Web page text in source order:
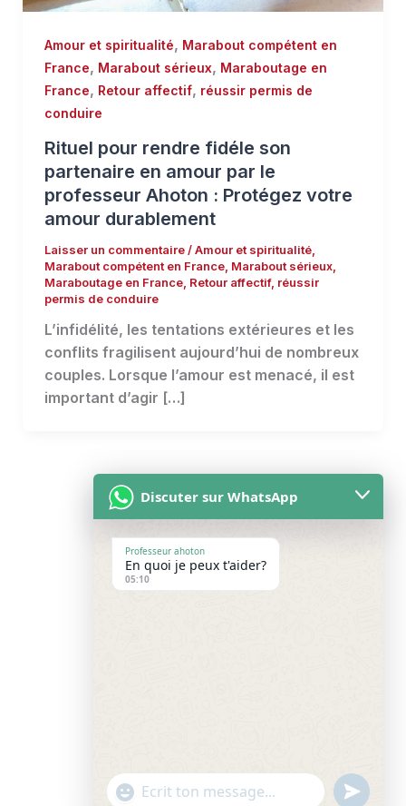
Amour et spiritualité, Marabout compétent en
France, Marabout sérieux, Maraboutage en
France, Retour affectif, réussir permis de
conduire
Rituel pour rendre fidéle son
partenaire en amour par le
professeur Ahoton : Protégez votre
amour durablement
Laisser un commentaire /Amour et spiritualité,
Marabout compétent en France, Marabout sérieux,
Maraboutage en France, Retour affectif, réussir
permis de conduire
L’infidélité, les tentations extérieures et les
conflits fragilisent aujourd’hui de nombreux
couples. Lorsque l’amour est menacé, il est
important d’agir […]
Accueil
Discuter sur WhatsApp
Professeur ahoton
En quoi je peux t'aider?
05:10
"+chaty_settings.lang.emoji_picker+"
WhatsApp